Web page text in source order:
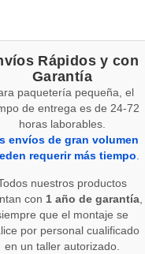
Rápidos y con
Garantía
paquetería pequeña, el
de entrega es de 24-72
horas laborables.
envíos de gran volumen
requerir más tiempo
nuestros productos
con 1 año de garantía
que el montaje se
por personal cualificado
en un taller autorizado.